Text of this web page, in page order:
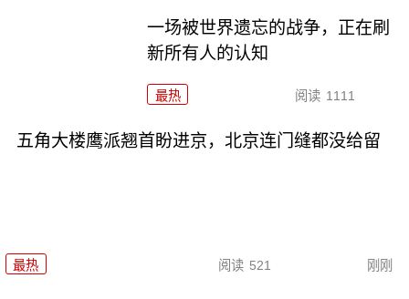
一场被世界遗忘的战争，正在刷
新所有人的认知
最热 阅读 1111
五角大楼鹰派翘首盼进京，北京连门缝都没给留
最热 阅读 521 刚刚